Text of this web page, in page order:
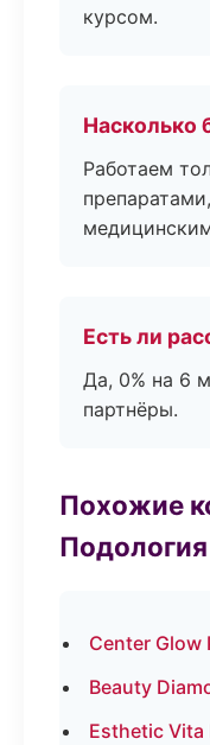
курсом.
Насколько
Работаем
Есть ли
Да, 0% на 6
партнёры.
Похожие
Подология
Center Glow
Beauty
Esthetic